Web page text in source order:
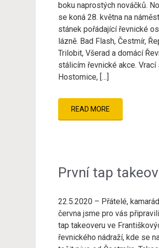
boku naprostých nováčků.
se koná 28. května na
stánek pořádající řevnické
lázně. Bad Flash, Čestmír,
Trilobit, Všerad a domácí
stálicím řevnické akce.
Hostomice, […]
READ MORE
První tap
22.5.2020 – Přátelé,
června jsme pro vás
tap takeoveru ve
řevnického nádraží, kde se